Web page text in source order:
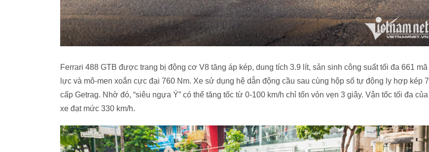
Ferrari 488 GTB được trang bị động cơ V8 tăng áp kép, dung tích 3.9 lít, sản sinh công suất tối đa 661 mã
lực và mô-men xoắn cực đại 760 Nm. Xe sử dụng hệ dẫn động cầu sau cùng hộp số tự động ly hợp kép 7
cấp Getrag. Nhờ đó, “siêu ngựa Ý” có thể tăng tốc từ 0-100 km/h chỉ tốn vỏn vẹn 3 giây. Vận tốc tối đa của
xe đạt mức 330 km/h.